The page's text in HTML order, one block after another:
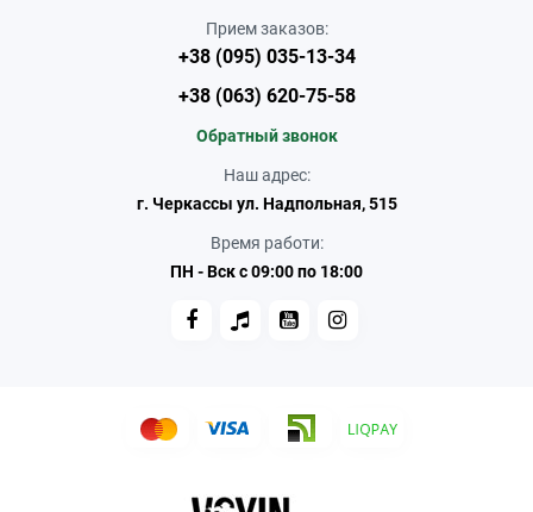
Прием заказов:
+38 (095) 035-13-34
+38 (063) 620-75-58
Обратный звонок
Наш адрес:
г. Черкассы ул. Надпольная, 515
Время работи:
ПН - Вск с 09:00 по 18:00